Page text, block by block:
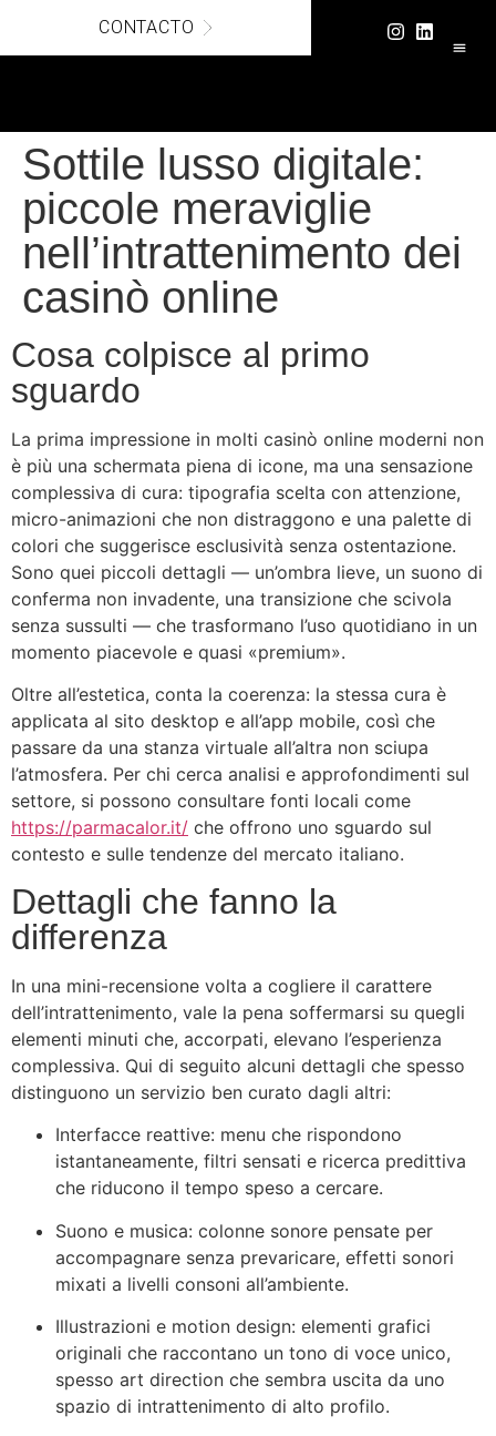
CONTACTO
Sottile lusso digitale:
piccole meraviglie
nell’intrattenimento dei
casinò online
Cosa colpisce al primo
sguardo
La prima impressione in molti casinò online moderni non
è più una schermata piena di icone, ma una sensazione
complessiva di cura: tipografia scelta con attenzione,
micro-animazioni che non distraggono e una palette di
colori che suggerisce esclusività senza ostentazione.
Sono quei piccoli dettagli — un’ombra lieve, un suono di
conferma non invadente, una transizione che scivola
senza sussulti — che trasformano l’uso quotidiano in un
momento piacevole e quasi «premium».
Oltre all’estetica, conta la coerenza: la stessa cura è
applicata al sito desktop e all’app mobile, così che
passare da una stanza virtuale all’altra non sciupa
l’atmosfera. Per chi cerca analisi e approfondimenti sul
settore, si possono consultare fonti locali come
https://parmacalor.it/ che offrono uno sguardo sul
contesto e sulle tendenze del mercato italiano.
Dettagli che fanno la
differenza
In una mini-recensione volta a cogliere il carattere
dell’intrattenimento, vale la pena soffermarsi su quegli
elementi minuti che, accorpati, elevano l’esperienza
complessiva. Qui di seguito alcuni dettagli che spesso
distinguono un servizio ben curato dagli altri:
Interfacce reattive: menu che rispondono
istantaneamente, filtri sensati e ricerca predittiva
che riducono il tempo speso a cercare.
Suono e musica: colonne sonore pensate per
accompagnare senza prevaricare, effetti sonori
mixati a livelli consoni all’ambiente.
Illustrazioni e motion design: elementi grafici
originali che raccontano un tono di voce unico,
spesso art direction che sembra uscita da uno
spazio di intrattenimento di alto profilo.